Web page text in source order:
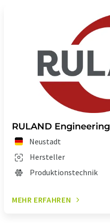
RULAND
Neustadt
Hersteller
Produktionstechnik
MEHR ERFAHREN